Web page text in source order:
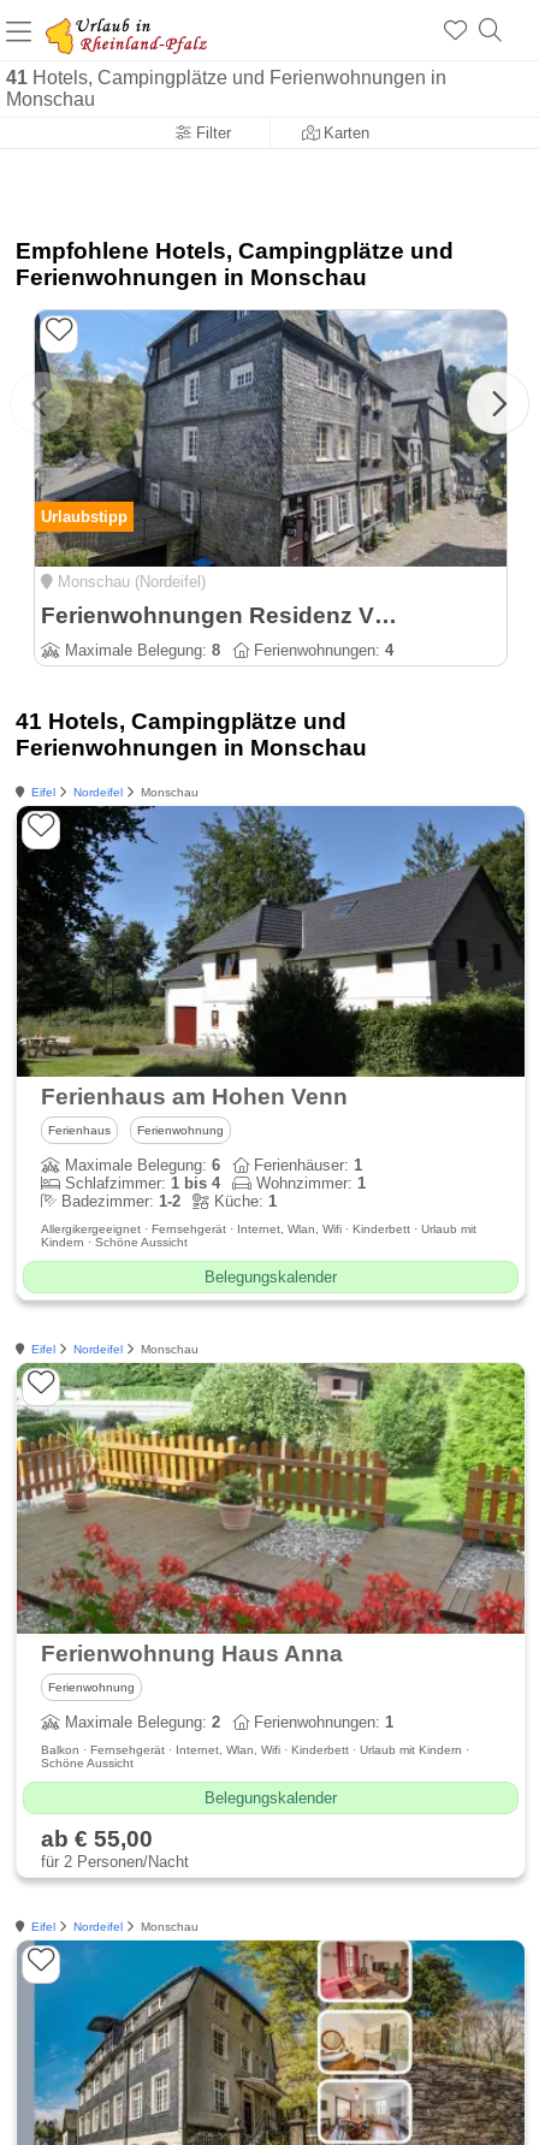
41 Hotels, Campingplätze und Ferienwohnungen in
Monschau
Filter Karten
+1.500 Unterkünfte in Rheinland-Pfalz
+1.000 Sehenswürdigkeiten
Empfohlene Hotels, Campingplätze und
Ferienwohnungen in Monschau
Urlaubstipp
Monschau (Nordeifel)
Ferienwohnungen Residenz Vier Jahreszeiten
Maximale Belegung: 8 Ferienwohnungen: 4
41 Hotels, Campingplätze und
Ferienwohnungen in Monschau
Eifel Nordeifel Monschau
Ferienhaus am Hohen Venn
Ferienhaus Ferienwohnung
Maximale Belegung:6 Ferienhäuser:1
Schlafzimmer:1 bis 4 Wohnzimmer:1
Badezimmer:1-2 Küche:1
Allergikergeeignet · Fernsehgerät · Internet, Wlan, Wifi · Kinderbett · Urlaub mit
Kindern · Schöne Aussicht
Belegungskalender
Eifel Nordeifel Monschau
Ferienwohnung Haus Anna
Ferienwohnung
Maximale Belegung:2 Ferienwohnungen:1
Balkon · Fernsehgerät · Internet, Wlan, Wifi · Kinderbett · Urlaub mit Kindern ·
Schöne Aussicht
Belegungskalender
ab € 55,00
für 2 Personen/Nacht
Eifel Nordeifel Monschau